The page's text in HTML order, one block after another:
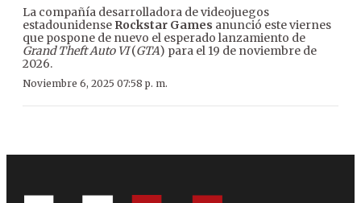
La compañía desarrolladora de videojuegos
estadounidense Rockstar Games anunció este viernes
que pospone de nuevo el esperado lanzamiento de
Grand Theft Auto VI(GTA) para el 19 de noviembre de
2026.
Noviembre 6, 2025 07:58 p. m.